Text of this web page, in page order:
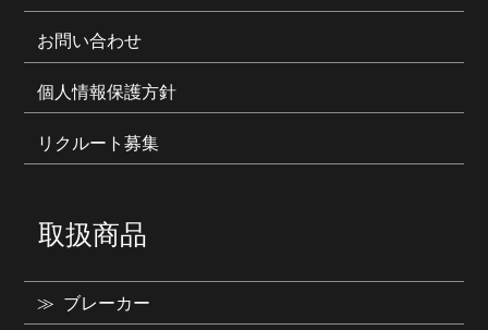
お問い合わせ
個人情報保護方針
リクルート募集
取扱商品
ブレーカー